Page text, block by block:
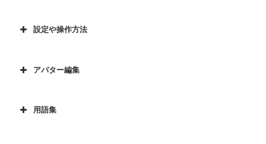
設定や操作方法
アバター編集
用語集